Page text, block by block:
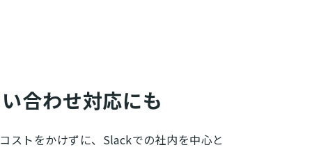
合わせ対応にも
ストをかけずに、Slackでの社内を中心と